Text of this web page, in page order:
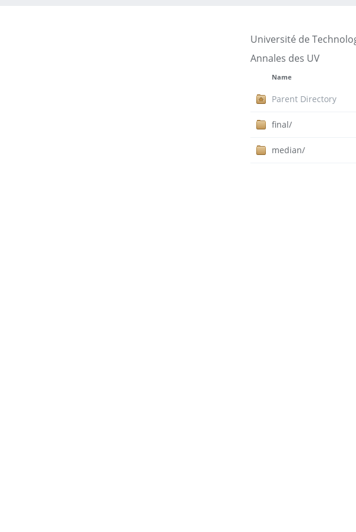
Université de
Annales des UV
Name
Parent Directory
final/
median/